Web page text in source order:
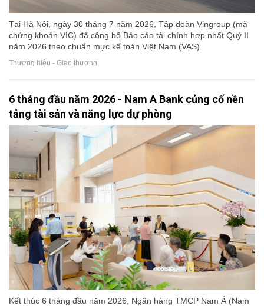
Tại Hà Nội, ngày 30 tháng 7 năm 2026, Tập đoàn Vingroup (mã
chứng khoán VIC) đã công bố Báo cáo tài chính hợp nhất Quý II
năm 2026 theo chuẩn mực kế toán Việt Nam (VAS).
Thương hiệu - Giao thương
6 tháng đầu năm 2026 - Nam A Bank củng cố nền
tảng tài sản và năng lực dự phòng
Kết thúc 6 tháng đầu năm 2026, Ngân hàng TMCP Nam Á (Nam